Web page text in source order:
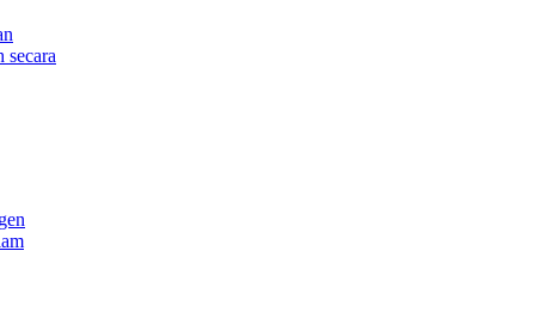
secara